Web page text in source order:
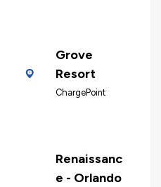
Grove
Resort
ChargePoint
Renaissanc
e - Orlando